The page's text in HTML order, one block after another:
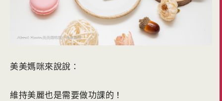
美美媽咪來說說 ：
維持美麗也是需要做功課的 ！